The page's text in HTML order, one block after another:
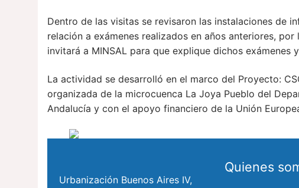
Dentro de las visitas se revisaron las instalaciones de
relación a exámenes realizados en años anteriores,
invitará a MINSAL para que explique dichos
La actividad se desarrolló en el marco del Proyecto:
organizada de la microcuenca La Joya Pueblo del
Andalucía y con el apoyo financiero de la Unión
Urbanización Buenos Aires IV,
Quienes